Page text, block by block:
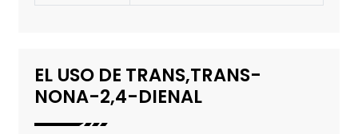
EL USO DE TRANS,TRANS-
NONA-2,4-DIENAL